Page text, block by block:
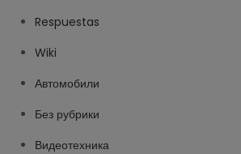
Respuestas
Wiki
Автомобили
Без рубрики
Видеотехника